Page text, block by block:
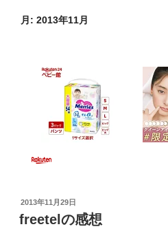
月: 2013年11月
投
稿
日:
2013年11月29日
freetelの感想